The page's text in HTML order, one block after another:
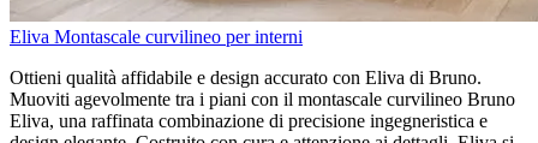
Eliva Montascale curvilineo per interni
Ottieni qualità affidabile e design accurato con Eliva di Bruno.
Muoviti agevolmente tra i piani con il montascale curvilineo Bruno
Eliva, una raffinata combinazione di precisione ingegneristica e